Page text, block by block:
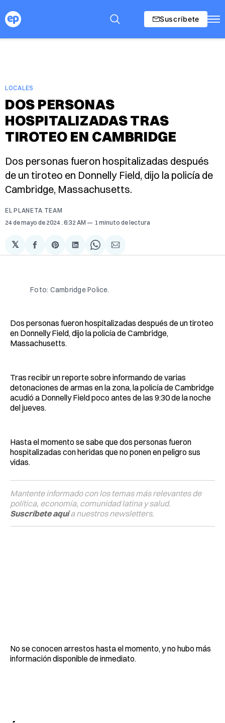
Suscríbete
LOCALES
DOS PERSONAS
HOSPITALIZADAS TRAS
TIROTEO EN CAMBRIDGE
Dos personas fueron hospitalizadas después
de un tiroteo en Donnelly Field, dijo la policía de
Cambridge, Massachusetts.
EL PLANETA TEAM
24 de mayo de 2024 . 6:32 AM 1 minuto de lectura
𝕏
Compartir
en
Share
on
Compartir
en
Share
on
Compartir
via
Foto: Cambridge Police.
Dos personas fueron hospitalizadas después de un tiroteo
en Donnelly Field, dijo la policía de Cambridge,
Massachusetts.
Tras recibir un reporte sobre informando de varias
detonaciones de armas en la zona, la policía de Cambridge
acudió a Donnelly Field poco antes de las 9:30 de la noche
del jueves.
Hasta el momento se sabe que dos personas fueron
hospitalizadas con heridas que no ponen en peligro sus
vidas.
Mantente informado con los temas más relevantes de
política, economía, comunidad latina y salud.
Suscríbete aquía nuestros newsletters.
No se conocen arrestos hasta el momento, y no hubo más
información disponible de inmediato.